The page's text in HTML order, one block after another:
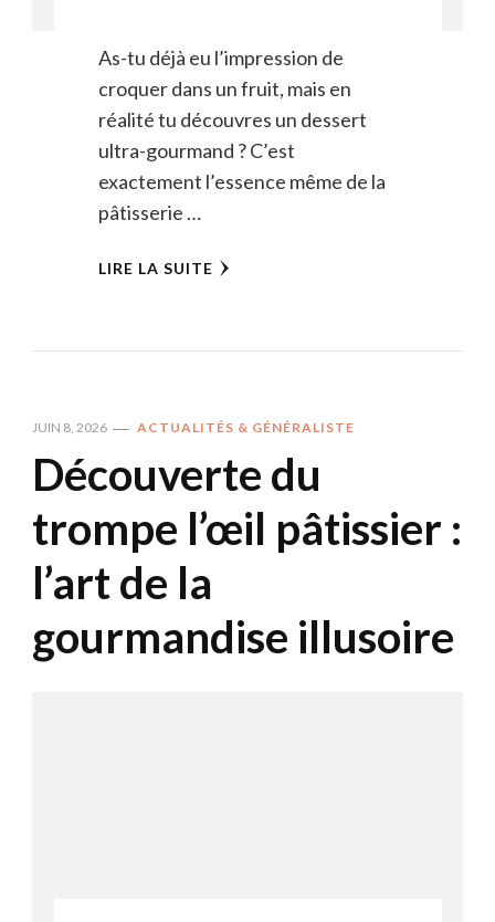
As-tu déjà eu l’impression de
croquer dans un fruit, mais en
réalité tu découvres un dessert
ultra-gourmand ? C’est
exactement l’essence même de la
pâtisserie …
LIRE LA SUITE
JUIN 8, 2026 ACTUALITÉS & GÉNÉRALISTE
Découverte du
trompe l’œil pâtissier :
l’art de la
gourmandise illusoire